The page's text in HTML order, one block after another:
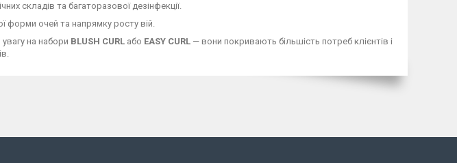
складів та багаторазової дезінфекції.
форми очей та напрямку росту вій.
на набори BLUSH CURL або EASY CURL — вони покривають більшість потреб клієнтів і